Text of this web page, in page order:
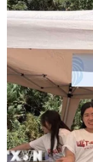
rất to và rải
dông có khả
Độ ẩm từ 65-
C, cao nhất